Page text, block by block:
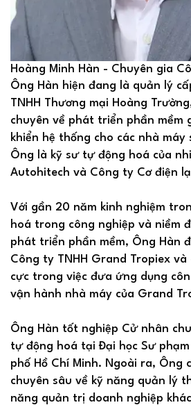
Hoàng Minh Hàn - Chuyên gia
Ông Hàn hiện đang là quản lý
TNHH Thương mại Hoàng
chuyên về phát triển phần mềm
khiển hệ thống cho các nhà
Ông là kỹ sư tự động hoá của
Autohitech và Công ty Cơ điện
Với gần 20 năm kinh nghiệm
hoá trong công nghiệp và niềm
phát triển phần mềm, Ông Hàn
Công ty TNHH Grand Tropiex
cực trong việc đưa ứng dụng
vận hành nhà máy của Grand
Ông Hàn tốt nghiệp Cử nhân
tự động hoá tại Đại học Sư
phố Hồ Chí Minh. Ngoài ra, Ông
chuyên sâu về kỹ năng quản lý
năng quản trị doanh nghiệp